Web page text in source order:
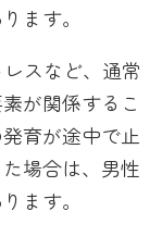
ます。
スなど、通常
が関係するこ
育が途中で止
場合は、男性
ます。